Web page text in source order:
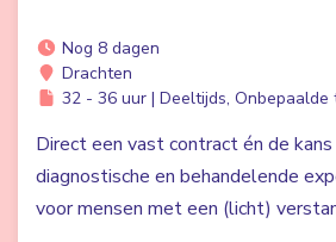
Nog 8 dagen
Drachten
32 - 36 uur | Deeltijds, Onbepaalde
Direct een vast contract én de
diagnostische en behandelende
voor mensen met een (licht)